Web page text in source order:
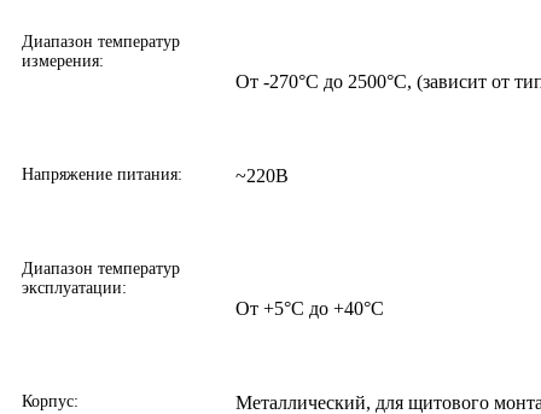
Диапазон температур
измерения:
От -270°С до 2500°С, (зависит от
Напряжение питания: ~220В
Диапазон температур
эксплуатации:
От +5°С до +40°С
Корпус: Металлический, для щитового